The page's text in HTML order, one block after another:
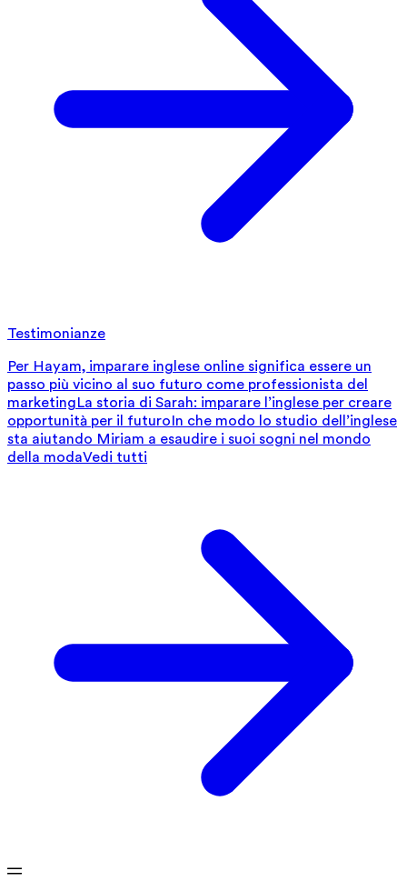
Testimonianze
Per Hayam, imparare inglese online significa essere un
passo più vicino al suo futuro come professionista del
marketingLa storia di Sarah: imparare l’inglese per creare
opportunità per il futuroIn che modo lo studio dell’inglese
sta aiutando Miriam a esaudire i suoi sogni nel mondo
della modaVedi tutti